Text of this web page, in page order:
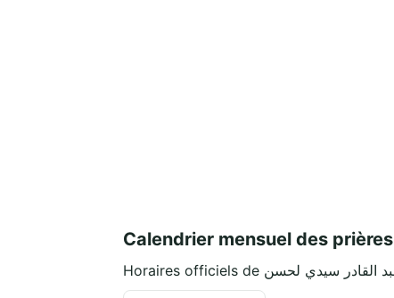
Calendrier mensuel des prières